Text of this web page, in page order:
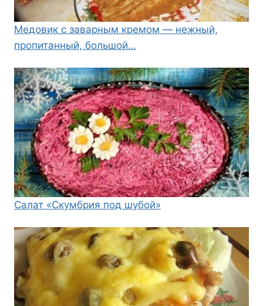
Медовик с заварным кремом — нежный,
пропитанный, большой…
Салат «Скумбрия под шубой»